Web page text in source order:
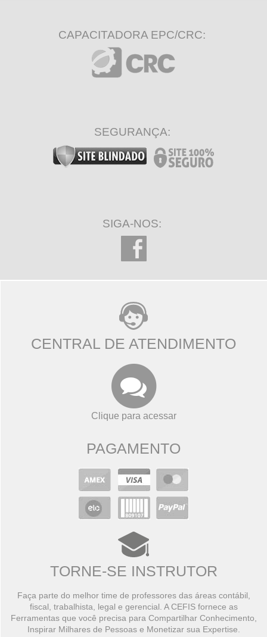
CAPACITADORA EPC/CRC:
SEGURANÇA:
SIGA-NOS:
CENTRAL DE ATENDIMENTO
Clique para acessar
PAGAMENTO
TORNE-SE INSTRUTOR
Faça parte do melhor time de professores das áreas contábil,
fiscal, trabalhista, legal e gerencial. A CEFIS fornece as
Ferramentas que você precisa para Compartilhar Conhecimento,
Inspirar Milhares de Pessoas e Monetizar sua Expertise.